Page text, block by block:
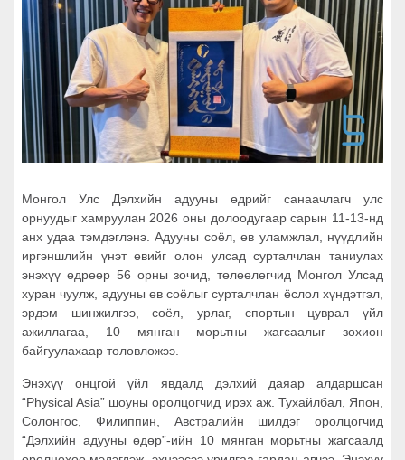
Монгол Улс Дэлхийн адууны өдрийг санаачлагч улс
орнуудыг хамруулан 2026 оны долоодугаар сарын 11-13-нд
анх удаа тэмдэглэнэ. Адууны соёл, өв уламжлал, нүүдлийн
иргэншлийн үнэт өвийг олон улсад сурталчлан таниулах
энэхүү өдрөөр 56 орны зочид, төлөөлөгчид Монгол Улсад
хуран чуулж, адууны өв соёлыг сурталчлан ёслол хүндэтгэл,
эрдэм шинжилгээ, соёл, урлаг, спортын цуврал үйл
ажиллагаа, 10 мянган морьтны жагсаалыг зохион
байгуулахаар төлөвлөжээ.
Энэхүү онцгой үйл явдалд дэлхий даяар алдаршсан
“Physical Asia” шоуны оролцогчид ирэх аж. Тухайлбал, Япон,
Солонгос, Филиппин, Австралийн шилдэг оролцогчид
“Дэлхийн адууны өдөр”-ийн 10 мянган морьтны жагсаалд